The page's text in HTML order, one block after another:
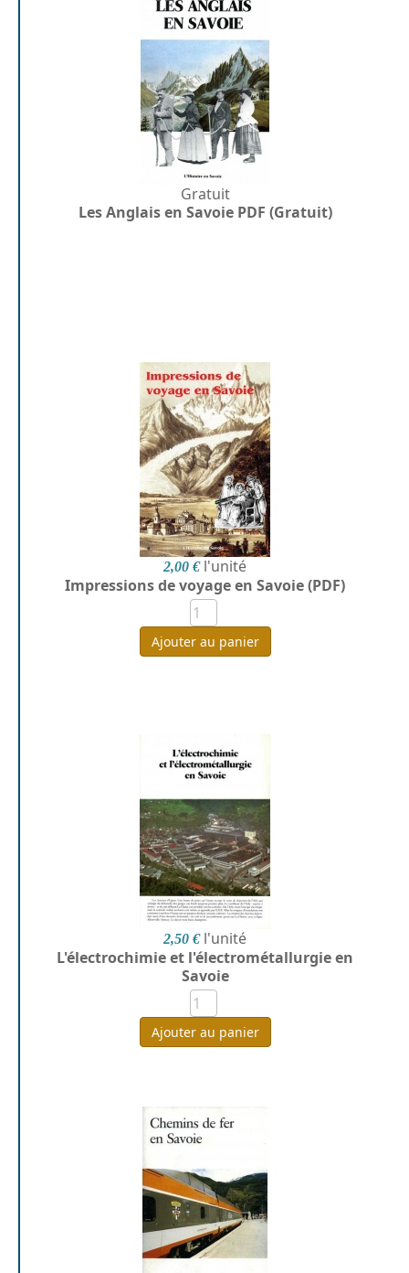
Gratuit
Les Anglais en Savoie PDF (Gratuit)
2,00 € l'unité
Impressions de voyage en Savoie (PDF)
Ajouter au panier
2,50 € l'unité
L'électrochimie et l'électrométallurgie en
Savoie
Ajouter au panier